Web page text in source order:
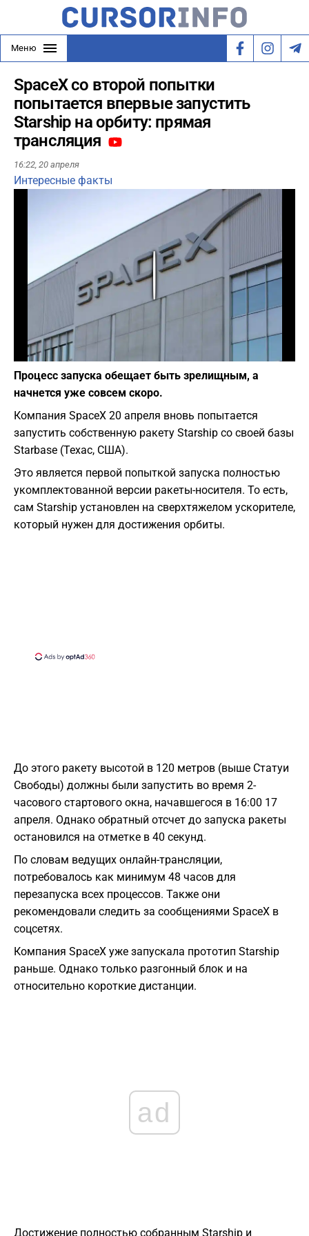
Меню
SpaceX со второй попытки
попытается впервые запустить
Starship на орбиту: прямая
трансляция
16:22, 20 апреля
Интересные факты
Фото: Wikipedia
Процесс запуска обещает быть зрелищным, а
начнется уже совсем скоро.
Компания SpaceX 20 апреля вновь попытается
запустить собственную ракету Starship со своей базы
Starbase (Техас, США).
Это является первой попыткой запуска полностью
укомплектованной версии ракеты-носителя. То есть,
сам Starship установлен на сверхтяжелом ускорителе,
который нужен для достижения орбиты.
До этого ракету высотой в 120 метров (выше Статуи
Свободы) должны были запустить во время 2-
часового стартового окна, начавшегося в 16:00 17
апреля. Однако обратный отсчет до запуска ракеты
остановился на отметке в 40 секунд.
По словам ведущих онлайн-трансляции,
потребовалось как минимум 48 часов для
перезапуска всех процессов. Также они
рекомендовали следить за сообщениями SpaceX в
соцсетях.
Компания SpaceX уже запускала прототип Starship
раньше. Однако только разгонный блок и на
относительно короткие дистанции.
ad
Достижение полностью собранным Starship и